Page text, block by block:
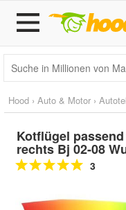
Hood › Auto & Motor ›
Kotflügel
rechts Bj 02-08
3